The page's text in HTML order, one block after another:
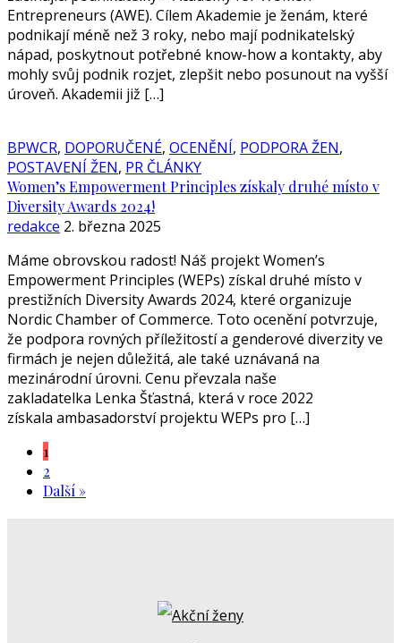
Entrepreneurs (AWE). Cílem Akademie je ženám, které
podnikají méně než 3 roky, nebo mají podnikatelský
nápad, poskytnout potřebné know-how a kontakty, aby
mohly svůj podnik rozjet, zlepšit nebo posunout na vyšší
úroveň. Akademii již […]
BPWCR, DOPORUČENÉ, OCENĚNÍ, PODPORA ŽEN,
POSTAVENÍ ŽEN, PR ČLÁNKY
Women’s Empowerment Principles získaly druhé místo v
Diversity Awards 2024!
redakce 2. března 2025
Máme obrovskou radost! Náš projekt Women’s
Empowerment Principles (WEPs) získal druhé místo v
prestižních Diversity Awards 2024, které organizuje
Nordic Chamber of Commerce. Toto ocenění potvrzuje,
že podpora rovných příležitostí a genderové diverzity ve
firmách je nejen důležitá, ale také uznávaná na
mezinárodní úrovni. Cenu převzala naše
zakladatelka Lenka Šťastná, která v roce 2022
získala ambasadorství projektu WEPs pro […]
1
2
Další »